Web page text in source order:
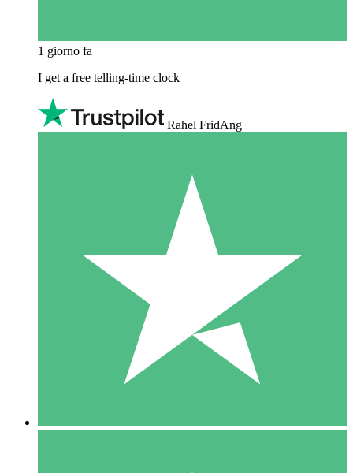
1 giorno fa
I get a free telling-time clock
Rahel FridAng